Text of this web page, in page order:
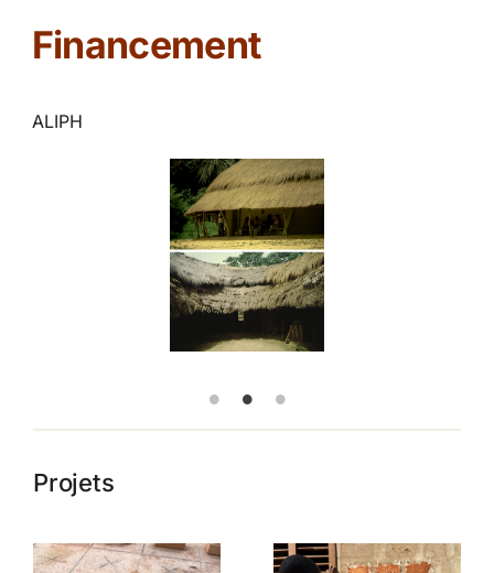
Financement
ALIPH
Projets